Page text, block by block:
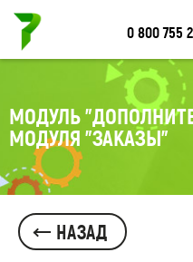
0 800 755
МОДУЛЬ
МОДУЛЯ "ЗАКАЗЫ"
НАЗАД